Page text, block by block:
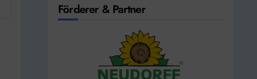
Förderer & Partner